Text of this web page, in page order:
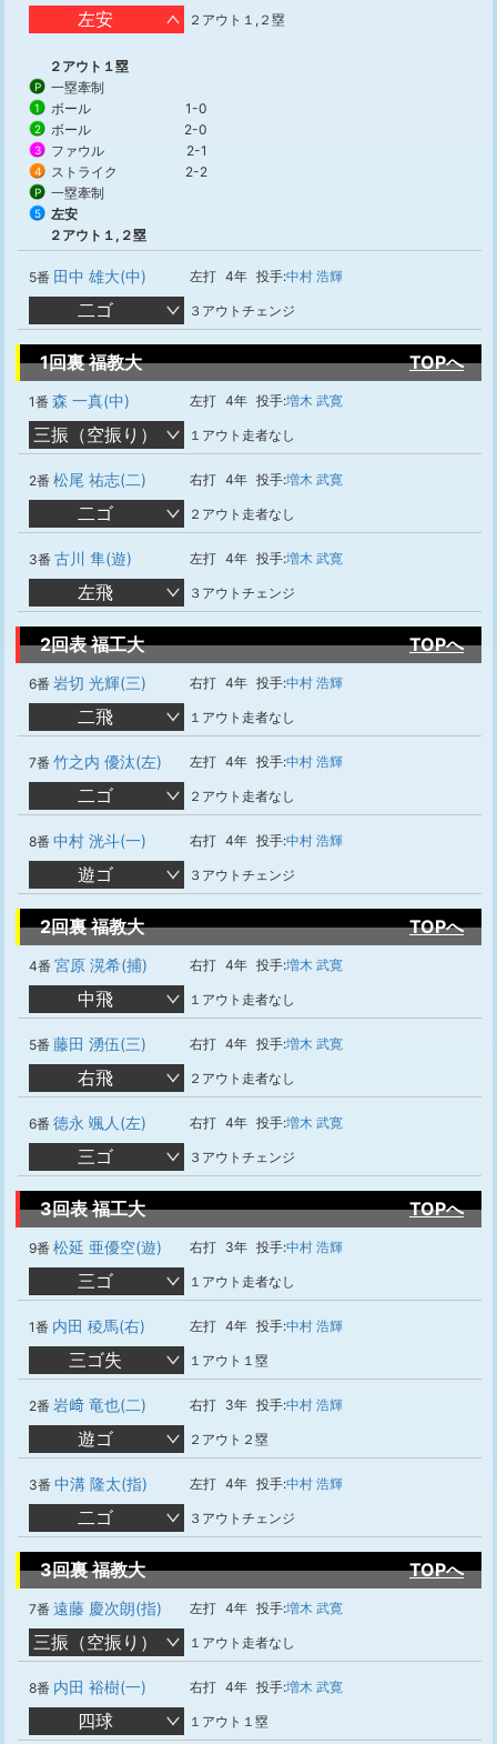
左安 ２アウト１,２塁
２アウト１塁
P 一塁牽制
1 ボール 1-0
2 ボール 2-0
3 ファウル 2-1
4 ストライク 2-2
P 一塁牽制
5
左安
２アウト１,２塁
5番 田中 雄大(中) 左打 4年 投手:中村 浩輝
二ゴ ３アウトチェンジ
1回裏 福教大 TOPへ
1番 森 一真(中) 左打 4年 投手:増木 武寛
三振（空振り） １アウト走者なし
2番 松尾 祐志(二) 右打 4年 投手:増木 武寛
二ゴ ２アウト走者なし
3番 古川 隼(遊) 左打 4年 投手:増木 武寛
左飛 ３アウトチェンジ
2回表 福工大 TOPへ
6番 岩切 光輝(三) 右打 4年 投手:中村 浩輝
二飛 １アウト走者なし
7番 竹之内 優汰(左) 左打 4年 投手:中村 浩輝
二ゴ ２アウト走者なし
8番 中村 洸斗(一) 右打 4年 投手:中村 浩輝
遊ゴ ３アウトチェンジ
2回裏 福教大 TOPへ
4番 宮原 滉希(捕) 右打 4年 投手:増木 武寛
中飛 １アウト走者なし
5番 藤田 湧伍(三) 右打 4年 投手:増木 武寛
右飛 ２アウト走者なし
6番 徳永 颯人(左) 右打 4年 投手:増木 武寛
三ゴ ３アウトチェンジ
3回表 福工大 TOPへ
9番 松延 亜優空(遊) 右打 3年 投手:中村 浩輝
三ゴ １アウト走者なし
1番 内田 稜馬(右) 左打 4年 投手:中村 浩輝
三ゴ失 １アウト１塁
2番 岩﨑 竜也(二) 右打 3年 投手:中村 浩輝
遊ゴ ２アウト２塁
3番 中溝 隆太(指) 左打 4年 投手:中村 浩輝
二ゴ ３アウトチェンジ
3回裏 福教大 TOPへ
7番 遠藤 慶次朗(指) 左打 4年 投手:増木 武寛
三振（空振り） １アウト走者なし
8番 内田 裕樹(一) 右打 4年 投手:増木 武寛
四球 １アウト１塁